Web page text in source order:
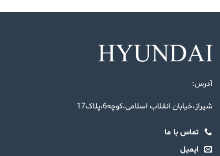
آدرس:
شیراز،خیابان انقلاب اسلامی،کوچه6،پلاک17
تماس با ما
ایمیل